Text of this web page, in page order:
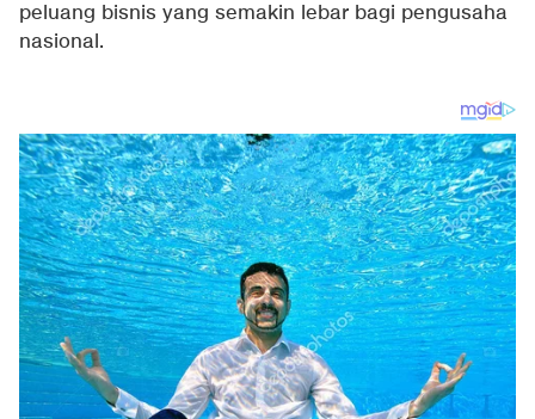
peluang bisnis yang semakin lebar bagi pengusaha
nasional.